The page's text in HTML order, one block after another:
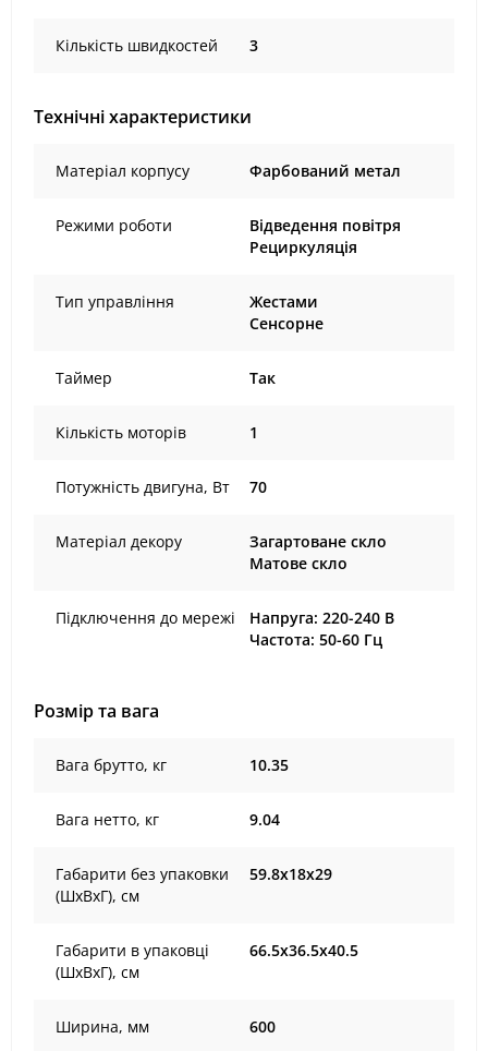
Кількість швидкостей 3
Технічні характеристики
Матеріал корпусу Фарбований метал
Режими роботи
Відведення повітря
Рециркуляція
Тип управління
Жестами
Сенсорне
Таймер Так
Кількість моторів 1
Потужність двигуна, Вт 70
Матеріал декору
Загартоване скло
Матове скло
Підключення до мережі
Напруга: 220-240 В
Частота: 50-60 Гц
Розмір та вага
Вага брутто, кг 10.35
Вага нетто, кг 9.04
Габарити без упаковки
(ШхВхГ), cм
59.8х18х29
Габарити в упаковці
(ШхВхГ), cм
66.5х36.5х40.5
Ширина, мм 600